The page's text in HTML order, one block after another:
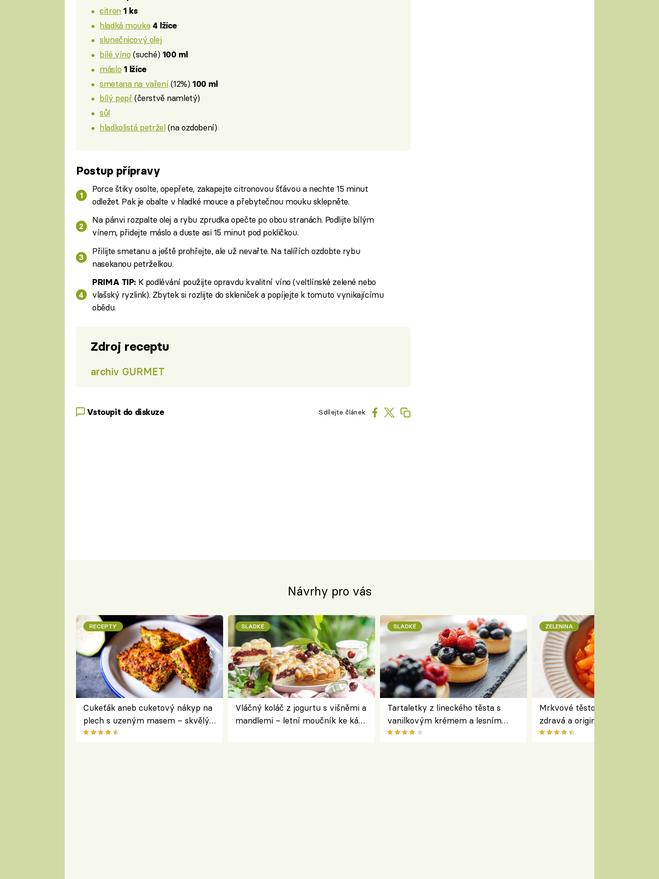
citron 1 ks
hladká mouka 4 lžíce
slunečnicový olej
bílé víno (suché) 100 ml
máslo 1 lžíce
smetana na vaření(12%) 100 ml
bílý pepř (čerstvě namletý)
sůl
hladkolistá petržel(na ozdobení)
Postup přípravy
Porce štiky osolte, opepřete, zakapejte citronovou šťávou a nechte 15 minut
odležet. Pak je obalte v hladké mouce a přebytečnou mouku sklepněte.
Na pánvi rozpalte olej a rybu zprudka opečte po obou stranách. Podlijte bílým
vínem, přidejte máslo a duste asi 15 minut pod pokličkou.
Přilijte smetanu a ještě prohřejte, ale už nevařte. Na talířích ozdobte rybu
nasekanou petrželkou.
PRIMA TIP: K podlévání použijte opravdu kvalitní víno (veltlínské zelené nebo
vlašský ryzlink). Zbytek si rozlijte do skleniček a popíjejte k tomuto vynikajícímu
obědu.
Zdroj receptu
archiv GURMET
Vstoupit do diskuze Sdílejte článek
Návrhy pro vás
RECEPTY
Cukeťák aneb cuketový nákyp na
plech s uzeným masem – skvělý
způsob, jak zpracovat přerostlé
SLADKÉ
Vláčný koláč z jogurtu s višněmi a
mandlemi – letní moučník ke kávě
SLADKÉ
Tartaletky z lineckého těsta s
vanilkovým krémem a lesním
ovocem podle Bread Society
ZELENINA
Mrkvové těstoviny bez lepku –
zdravá a originální alternativa
klasiky